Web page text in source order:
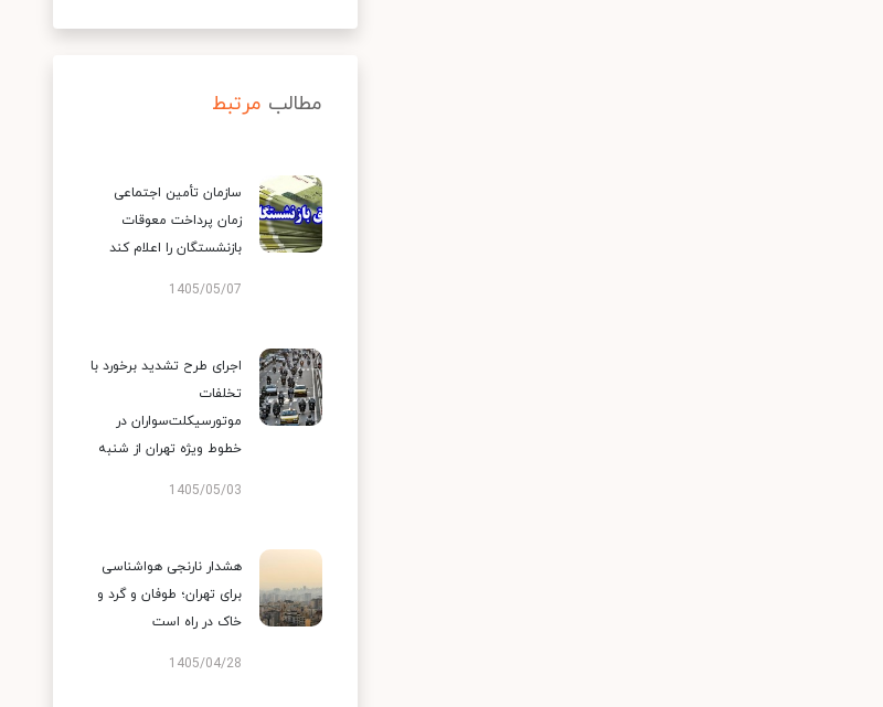
مطالب مرتبط
سازمان تأمین اجتماعی
زمان پرداخت معوقات
بازنشستگان را اعلام کند
1405/05/07
اجرای طرح تشدید برخورد با
تخلفات
موتورسیکلت‌سواران در
خطوط ویژه تهران از شنبه
1405/05/03
هشدار نارنجی هواشناسی
برای تهران؛ طوفان و گرد و
خاک در راه است
1405/04/28